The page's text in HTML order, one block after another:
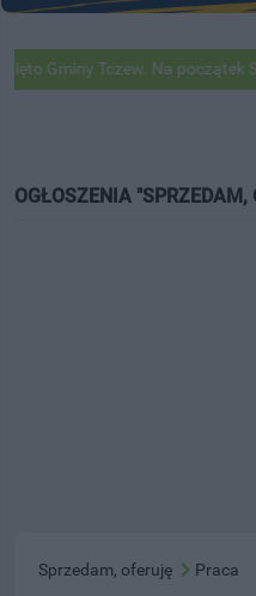
Gminy Tczew. Na początek
OGŁOSZENIA "SPRZEDAM,
Sprzedam, oferuję Praca